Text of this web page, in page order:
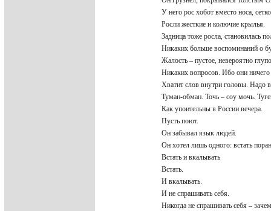
У него рос хобот вместо носа,
Росли жесткие и колючие крылья.
Задница тоже росла, становилась
Никаких больше воспоминаний о
Жалость – пустое, невероятно
Никаких вопросов. Ибо они
Хватит слов внутри головы. Надо
Туман-обман. Точь – соу мочь.
Как упоительны в России вечера.
Пусть поют.
Он забывал язык людей.
Он хотел лишь одного: встать
Встать и вкалывать
Встать.
И вкалывать.
И не спрашивать себя.
Никогда не спрашивать себя –